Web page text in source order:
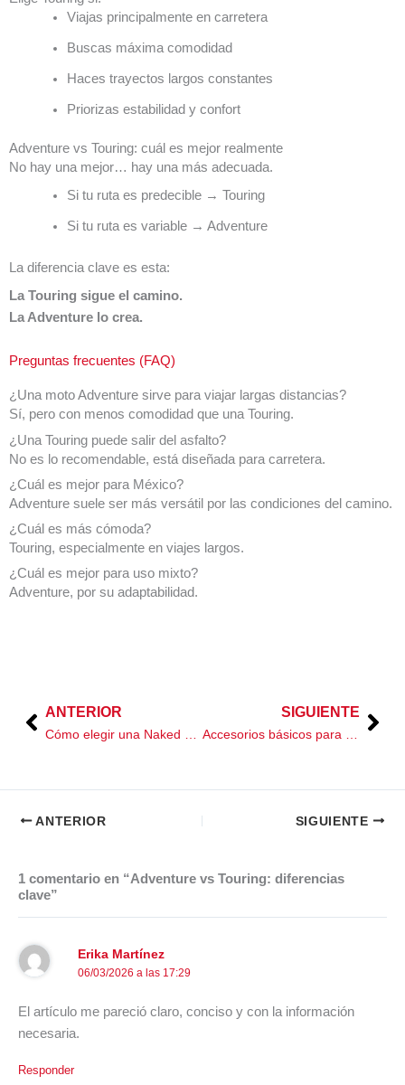
Viajas principalmente en carretera
Buscas máxima comodidad
Haces trayectos largos constantes
Priorizas estabilidad y confort
Adventure vs Touring: cuál es mejor realmente
No hay una mejor… hay una más adecuada.
Si tu ruta es predecible → Touring
Si tu ruta es variable → Adventure
La diferencia clave es esta:
La Touring sigue el camino.
La Adventure lo crea.
Preguntas frecuentes (FAQ)
¿Una moto Adventure sirve para viajar largas distancias?
Sí, pero con menos comodidad que una Touring.
¿Una Touring puede salir del asfalto?
No es lo recomendable, está diseñada para carretera.
¿Cuál es mejor para México?
Adventure suele ser más versátil por las condiciones del camino.
¿Cuál es más cómoda?
Touring, especialmente en viajes largos.
¿Cuál es mejor para uso mixto?
Adventure, por su adaptabilidad.
Prev
ANTERIOR SIGUIENTE
ANTERIOR SIGUIENTE
1 comentario en “Adventure vs Touring: diferencias
clave”
Erika Martínez
06/03/2026 a las 17:29
El artículo me pareció claro, conciso y con la información
necesaria.
Responder